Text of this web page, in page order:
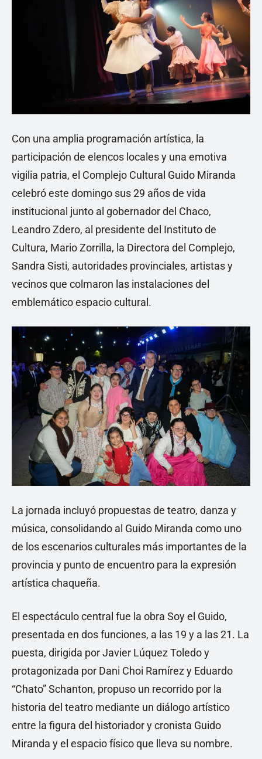
Con una amplia programación artística, la
participación de elencos locales y una emotiva
vigilia patria, el Complejo Cultural Guido Miranda
celebró este domingo sus 29 años de vida
institucional junto al gobernador del Chaco,
Leandro Zdero, al presidente del Instituto de
Cultura, Mario Zorrilla, la Directora del Complejo,
Sandra Sisti, autoridades provinciales, artistas y
vecinos que colmaron las instalaciones del
emblemático espacio cultural.
La jornada incluyó propuestas de teatro, danza y
música, consolidando al Guido Miranda como uno
de los escenarios culturales más importantes de la
provincia y punto de encuentro para la expresión
artística chaqueña.
El espectáculo central fue la obra Soy el Guido,
presentada en dos funciones, a las 19 y a las 21. La
puesta, dirigida por Javier Lúquez Toledo y
protagonizada por Dani Choi Ramírez y Eduardo
“Chato” Schanton, propuso un recorrido por la
historia del teatro mediante un diálogo artístico
entre la figura del historiador y cronista Guido
Miranda y el espacio físico que lleva su nombre.